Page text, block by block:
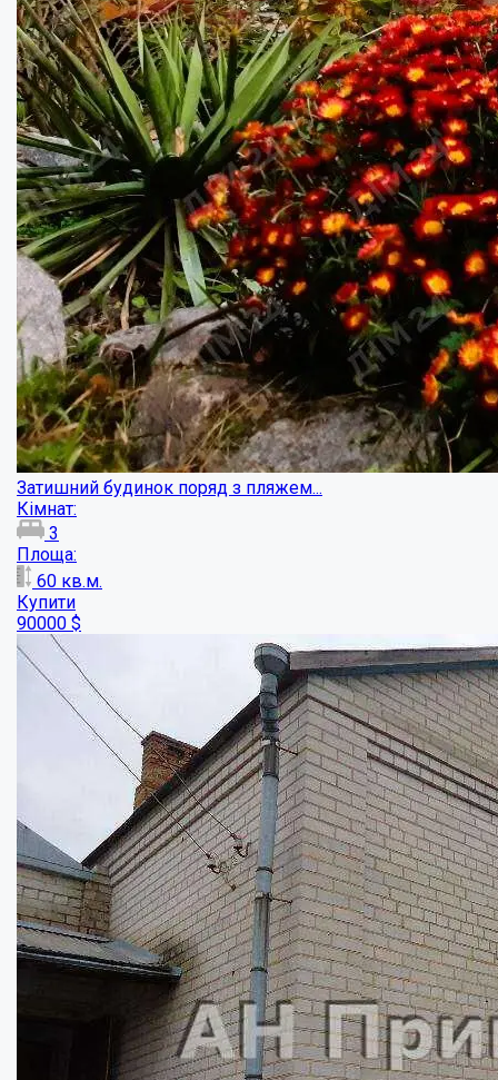
Цегляний будинок в Супрунівці! ...
Кімнат:
4
Площа:
342
Купити
60000 $